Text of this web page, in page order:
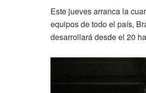
Este jueves arranca la
equipos de todo el país,
desarrollará desde el 20